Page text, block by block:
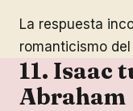
La respuesta
romanticismo
11. Isaac
Abraham